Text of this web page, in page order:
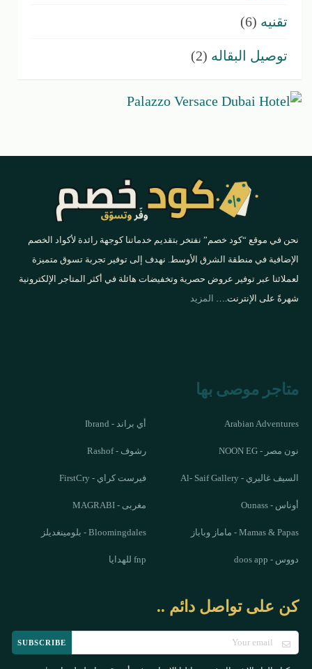
تقنيه (6)
توصيل البقاله (2)
نحن في موقع “كود خصم” نفتخر بتقديم خدماتنا كوجهة رائدة لأكواد الخصم
الإضافية في منطقة الشرق الأوسط. نهدف إلى توفير تجربة تسوق متميزة
لعملائنا عبر توفير عروض حصرية وتخفيضات هائلة في أكثر المتاجر الإلكترونية
شهرةً على الإنترنت.…
المزيد
متاجر موصى بها
Arabian Adventures أي براند - Ibrand
نون مصر - NOON EG رشوف - Rashof
السيف غاليري - Al- Saif Gallery فيرست كراي - FirstCry
أوناس - Ounass مغربى - MAGRABI
Mamas & Papas - ماماز وباباز Bloomingdales - بلومينغديلز
دووس - doos app fnp للهدايا
كن على تواصل دائم ..
SUBSCRIBE